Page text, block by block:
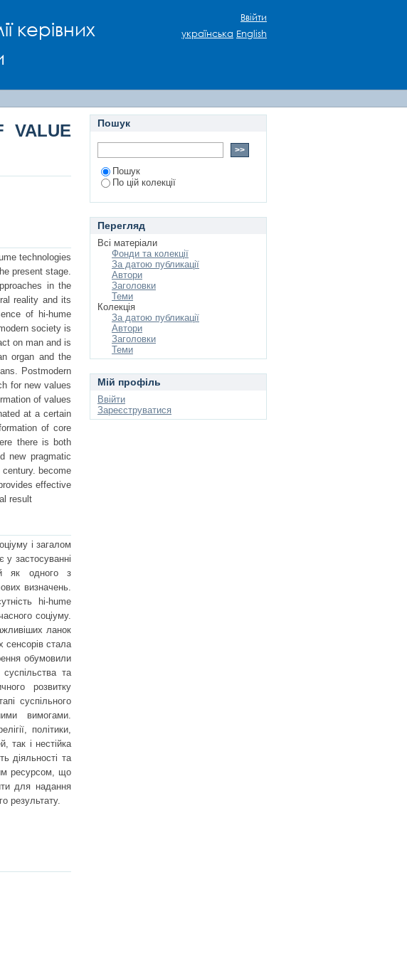
керівних
TRANSFORMATIONS OF
Ввійти
українська English
VALUE
technologies
present stage.
in the
reality and its
of hi-hume
society is
on man and is
organ and the
Postmodern
for new values
of values
at a certain
of core
there is both
new pragmatic
become
effective
result
і загалом
у застосуванні
як одного з
визначень.
hi-hume
соціуму.
ланок
сенсорів стала
обумовили
та
розвитку
суспільного
вимогами.
політики,
так і нестійка
діяльності та
ресурсом, що
для надання
результату.
Пошук
Пошук
По цій колекції
Перегляд
Всі матеріали
Фонди та колекції
За датою публикації
Автори
Заголовки
Теми
Колекція
За датою публикації
Автори
Заголовки
Теми
Мій профіль
Ввійти
Зареєструватися